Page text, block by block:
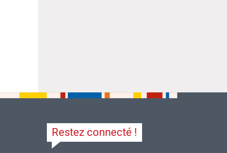
Restez connecté !